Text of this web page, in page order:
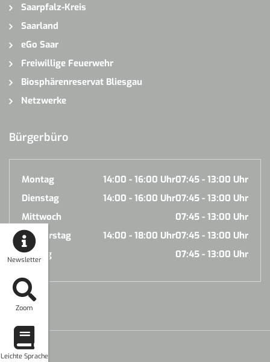
Newsletter
Zoom
Leichte Sprache
Saarpfalz-Kreis
Saarland
eGo Saar
Freiwillige Feuerwehr
Biosphärenreservat Bliesgau
Netzwerke
Bürgerbüro
Montag 07:45 - 13:00 Uhr
14:00 - 16:00 Uhr
Dienstag
07:45 - 13:00 Uhr
14:00 - 16:00 Uhr
Mittwoch
07:45 - 13:00 Uhr
Donnerstag
07:45 - 13:00 Uhr
14:00 - 18:00 Uhr
Freitag
07:45 - 13:00 Uhr